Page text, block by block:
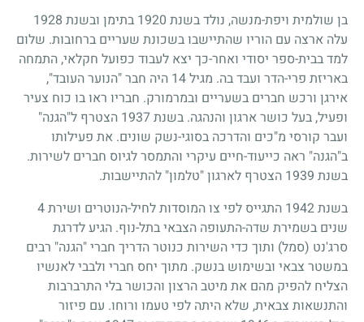
בן שולמית ויפת-מנשה, נולד בשנת 1920 בתימן ובשנת 1928
עלה ארצה עם הוריו שהתיישבו בשכונת שעריים ברחובות. שלום
למד בבית-ספר יסודי ואחר-כך יצא לעבוד כפועל חקלאי, התמחה
באריזת פרי-הדר ועבד בה. מגיל14 היה חבר "הנוער העובד",
אירגן ורכש חברים בשעריים ובמרמורק. חבריו ראו בו כוח צעיר
ופעיל, בעל כושר ארגון והנהגה. בשנת1937 הצטרף ל"הגנה"
ועבר קורסי מ"כים והדרכה בסוגי-נשק שונים. את פעילותו
ב"הגנה" ראה כייעוד-חיים עיקרי והתמסר לגיוס חברים לשירות.
בשנת 1939 הצטרף לארגון "טלמון" להתיישבות.
בשנת1942 התגייס לפי צו המוסדות לחיל-הנוטרים ושירת4
שנים בשמירת שדה-התעופה הצבאי בתל-נוף. הגיע לדרגת
סרג'נט (סמל) ותוך כדי השירות כנוטר הדריך חברי "הגנה" רבים
במשטר צבאי ובשימוש בנשק. מתוך יחס חברי ולבבי לאנשיו
הצליח להפיק מהם את מיטב הרצון והכושר בלי התרברבות
והתנשאות צבאית, שלא היתה לפי טעמו ורוחו. עם פיזור